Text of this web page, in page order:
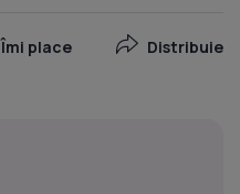
Îmi place Distribuie